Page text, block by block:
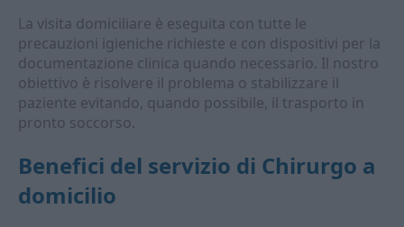
La visita domiciliare è eseguita con tutte le
precauzioni igieniche richieste e con dispositivi per la
documentazione clinica quando necessario. Il nostro
obiettivo è risolvere il problema o stabilizzare il
paziente evitando, quando possibile, il trasporto in
pronto soccorso.
Benefici del servizio di Chirurgo a
domicilio